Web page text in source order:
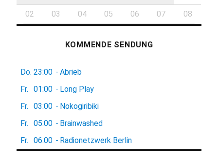
02 03 04 05 06 07 08
KOMMENDE SENDUNG
Do. 23:00 - Abrieb
Fr.
01:00 - Long Play
Fr.
03:00 - Nokogiribiki
Fr.
05:00 - Brainwashed
Fr.
06:00 - Radionetzwerk Berlin